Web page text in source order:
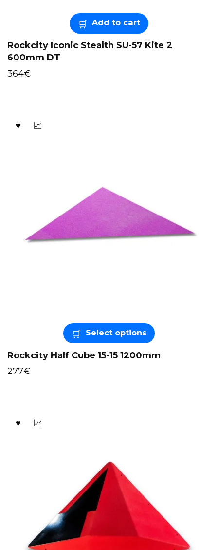
Add to cart
Rockcity Iconic Stealth SU-57 Kite 2
600mm DT
364€
Select options
Rockcity Half Cube 15-15 1200mm
277€